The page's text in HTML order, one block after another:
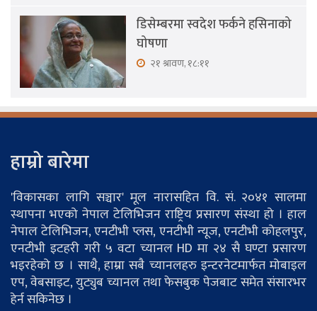
डिसेम्बरमा स्वदेश फर्कने हसिनाको
घोषणा
२१ श्रावण, १८:११
हाम्रो बारेमा
'विकासका लागि सञ्चार' मूल नारासहित वि. सं. २०४१ सालमा
स्थापना भएको नेपाल टेलिभिजन राष्ट्रिय प्रसारण संस्था हो । हाल
नेपाल टेलिभिजन, एनटीभी प्लस, एनटीभी न्यूज, एनटीभी कोहलपुर,
एनटीभी इटहरी गरी ५ वटा च्यानल HD मा २४ सै घण्टा प्रसारण
भइरहेको छ । साथै, हाम्रा सबै च्यानलहरु इन्टरनेटमार्फत मोबाइल
एप, वेबसाइट, युट्युब च्यानल तथा फेसबुक पेजबाट समेत संसारभर
हेर्न सकिनेछ ।